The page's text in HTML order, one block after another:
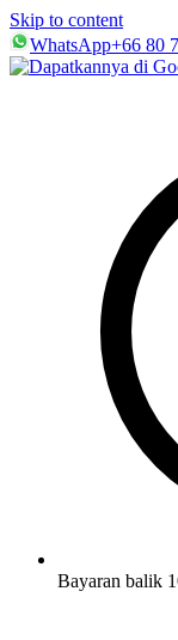
Skip to content
WhatsApp+66 80
Bayaran balik